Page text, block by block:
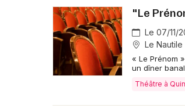
"Le
Le 07/11/
Le
« Le Prénom
un dîner
Théâtre à